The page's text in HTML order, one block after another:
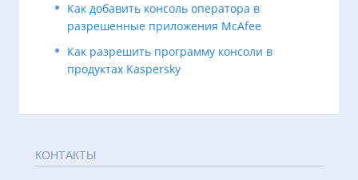
Как добавить консоль оператора в
разрешенные приложения McAfee
Как разрешить программу консоли в
продуктах Kaspersky
КОНТАКТЫ